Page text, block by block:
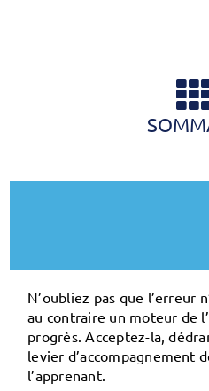
N’oubliez pas que l’erreur
au contraire un moteur de
progrès. Acceptez-la,
levier d’accompagnement
l’apprenant.